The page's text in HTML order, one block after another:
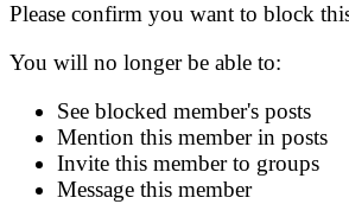
Please confirm you want to block
You will no longer be able to:
See blocked member's posts
Mention this member in posts
Invite this member to groups
Message this member